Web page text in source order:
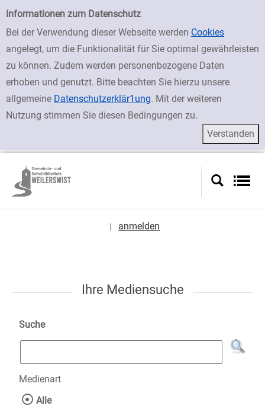
Einfache Suche
Informationen zum Datenschutz
Bei der Verwendung dieser Webseite werden Cookies
angelegt, um die Funktionalität für Sie optimal gewährleisten
zu können. Zudem werden personenbezogene Daten
erhoben und genutzt. Bitte beachten Sie hierzu unsere
allgemeine Datenschutzerklär1ung. Mit der weiteren
Nutzung stimmen Sie diesen Bedingungen zu.
zur Navigation springen
zum Inhalt springen
Zur Detailanzeige springen
anmelden
Ihre Mediensuche
Suche
Medienart
Wählen Sie die Medienart nach der Sie
Alle